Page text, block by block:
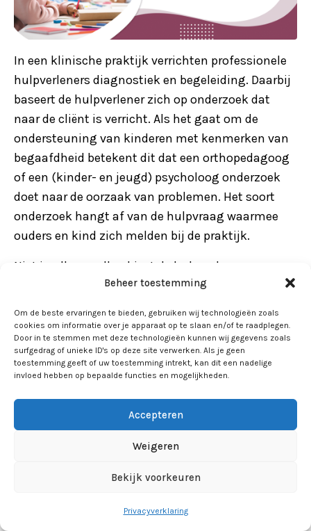
Beheer toestemming
Om de beste ervaringen te bieden, gebruiken wij technologieën zoals
cookies om informatie over je apparaat op te slaan en/of te raadplegen.
Door in te stemmen met deze technologieën kunnen wij gegevens zoals
surfgedrag of unieke ID's op deze site verwerken. Als je geen
toestemming geeft of uw toestemming intrekt, kan dit een nadelige
invloed hebben op bepaalde functies en mogelijkheden.
Accepteren
Weigeren
Bekijk voorkeuren
Privacyverklaring
In een klinische praktijk verrichten professionele
hulpverleners diagnostiek en begeleiding. Daarbij
baseert de hulpverlener zich op onderzoek dat
naar de cliënt is verricht. Als het gaat om de
ondersteuning van kinderen met kenmerken van
begaafdheid betekent dit dat een orthopedagoog
of een (kinder- en jeugd) psycholoog onderzoek
doet naar de oorzaak van problemen. Het soort
onderzoek hangt af van de hulpvraag waarmee
ouders en kind zich melden bij de praktijk.
Niet in alle gevallen kiest de hulpverlener voor
intelligentieonderzoek. Als deze van mening is dat
beantwoorden, dan zal de hulpverlener daarvoor
kiezen. Onderzoek kan leiden tot drie soorten
diagnoses: een onderkennende diagnose: er wordt
vastgesteld wat het probleem is. Een verklarende
diagnose: er wordt vastgesteld wat het probleem
veroorzaakt. En soms een classificerende
diagnose: er wordt vastgesteld of er sprake is van
begeleiding en adviezen voor opvoeding en
onderzoek als uitgangspunt genomen.